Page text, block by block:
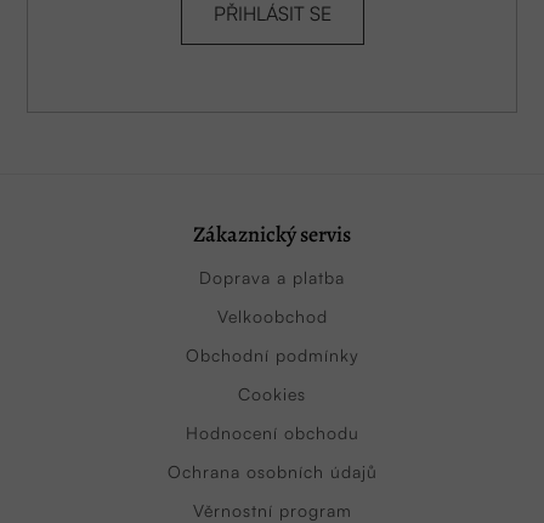
PŘIHLÁSIT SE
Zákaznický servis
Doprava a platba
Velkoobchod
Obchodní podmínky
Cookies
Hodnocení obchodu
Ochrana osobních údajů
Věrnostní program